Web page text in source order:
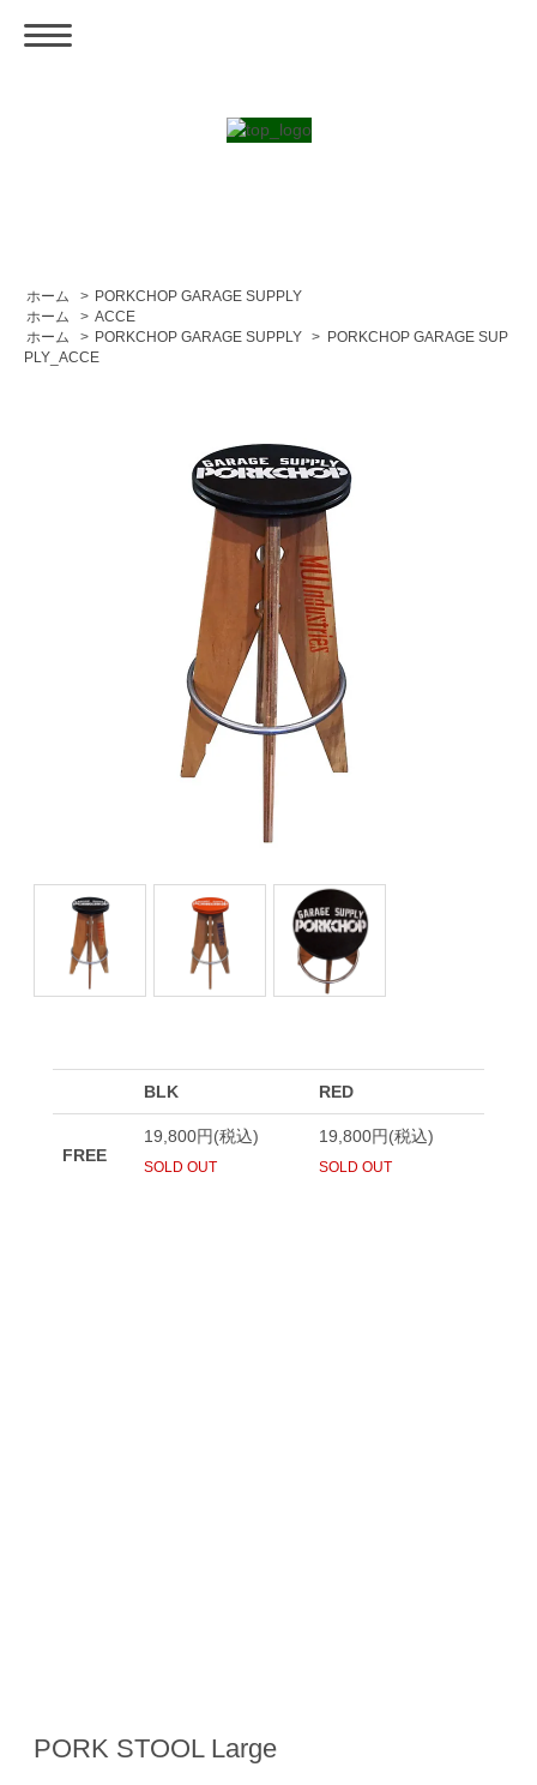
ホーム > PORKCHOP GARAGE SUPPLY
ホーム
> ACCE
ホーム
> PORKCHOP GARAGE SUPPLY > PORKCHOP GARAGE SUP
PLY_ACCE
PORK STOOL Large